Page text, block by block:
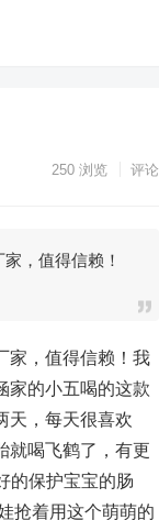
250 浏览 评论
，值得信赖！
家，值得信赖！我
家的小五喝的这款
天，每天很喜欢
就喝飞鹤了，有更
的保护宝宝的肠
抢着用这个萌萌的